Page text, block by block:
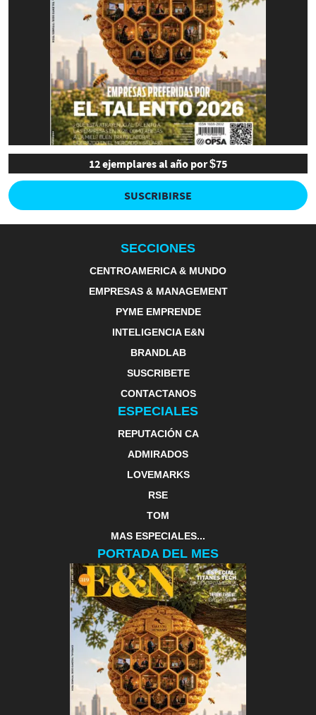
12 ejemplares al año por $75
SUSCRIBIRSE
SECCIONES
CENTROAMERICA & MUNDO
EMPRESAS & MANAGEMENT
PYME EMPRENDE
INTELIGENCIA E&N
BRANDLAB
SUSCRIBETE
CONTACTANOS
ESPECIALES
REPUTACIÓN CA
ADMIRADOS
LOVEMARKS
RSE
TOM
MAS ESPECIALES...
PORTADA DEL MES